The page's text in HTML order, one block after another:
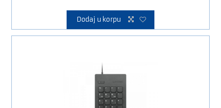
Dodaj u korpu